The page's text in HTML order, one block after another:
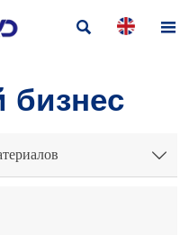
 
бизнес
